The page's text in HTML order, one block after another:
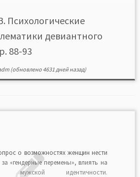
Психологические
девиантного
88-93
(обновлено 4631 дней назад)
о возможностях женщин нести
за «гендерные перемены», влиять на
мужской идентичности.